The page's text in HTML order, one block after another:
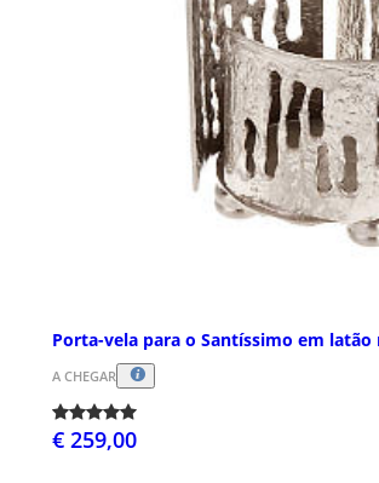
Porta-vela para o Santíssimo em latão
A CHEGAR
€ 259,00